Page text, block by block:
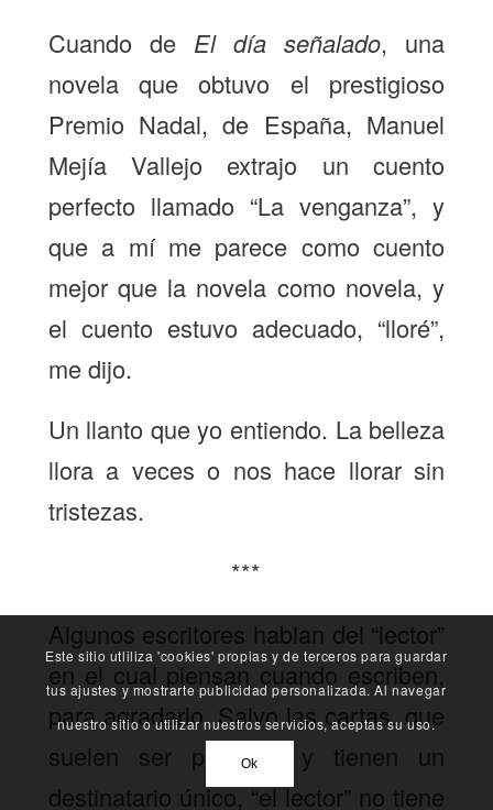
Cuando de El día señalado, una
novela que obtuvo el prestigioso
Premio Nadal, de España, Manuel
Mejía Vallejo extrajo un cuento
perfecto llamado “La venganza”, y
que a mí me parece como cuento
mejor que la novela como novela, y
el cuento estuvo adecuado, “lloré”,
me dijo.
Un llanto que yo entiendo. La belleza
llora a veces o nos hace llorar sin
tristezas.
***
Algunos escritores hablan del “lector”
en el cual piensan cuando escriben,
para agradarlo. Salvo las cartas, que
suelen ser privadas y tienen un
destinatario único, “el lector” no tiene
Este sitio utliliza 'cookies' propias y de terceros para guardar
tus ajustes y mostrarte publicidad personalizada. Al navegar
nuestro sitio o utilizar nuestros servicios, aceptas su uso.
Ok